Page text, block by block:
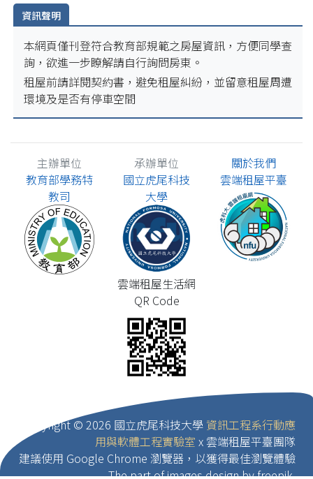
資訊聲明
本網頁僅刊登符合教育部規範之房屋資訊，方便同學查
詢，欲進一步瞭解請自行詢問房東。
租屋前請詳閱契約書，避免租屋糾紛，並留意租屋周遭
環境及是否有停車空間
主辦單位
教育部學務特
教司
承辦單位
國立虎尾科技
大學
關於我們
雲端租屋平臺
雲端租屋生活網
QR Code
Copyright © 2026 國立虎尾科技大學 資訊工程系行動應
用與軟體工程實驗室 x 雲端租屋平臺團隊
建議使用 Google Chrome 瀏覽器，以獲得最佳瀏覽體驗
The part of images design by freepik.